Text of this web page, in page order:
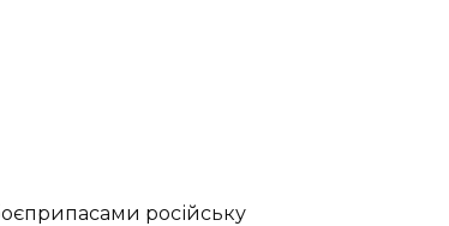
російську